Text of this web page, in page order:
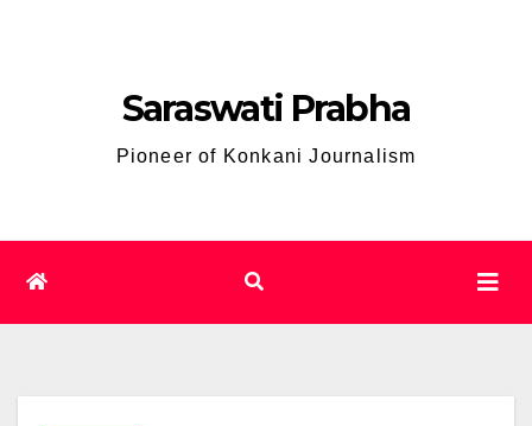
Saraswati Prabha
Pioneer of Konkani Journalism